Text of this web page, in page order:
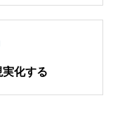
化する